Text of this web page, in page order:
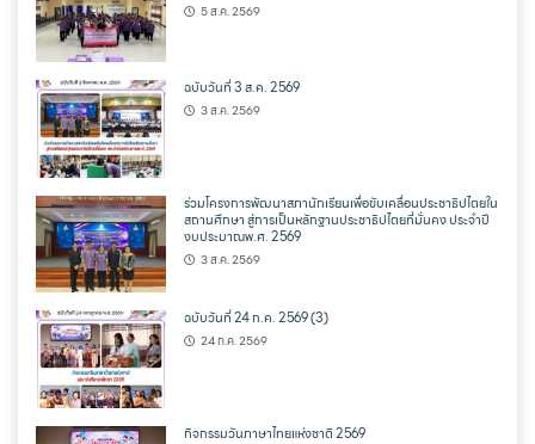
5 ส.ค. 2569
ฉบับวันที่ 3 ส.ค. 2569
3 ส.ค. 2569
ร่วมโครงการพัฒนาสภานักเรียนเพื่อขับเคลื่อนประชาธิปไตยใน
สถานศึกษา สู่การเป็นหลักฐานประชาธิปไตยที่มั่นคง ประจำปี
งบประมาณพ.ศ. 2569
3 ส.ค. 2569
ฉบับวันที่ 24 ก.ค. 2569 (3)
24 ก.ค. 2569
กิจกรรมวันภาษาไทยแห่งชาติ 2569